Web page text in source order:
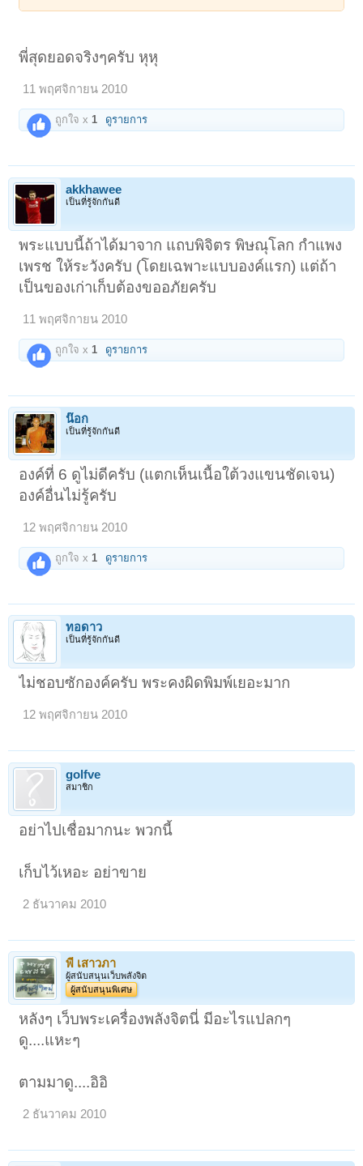
พี่สุดยอดจริงๆครับ หุหุ
11 พฤศจิกายน 2010
ถูกใจ x1 ดูรายการ
akkhawee
เป็นที่รู้จักกันดี
พระแบบนี้ถ้าได้มาจาก แถบพิจิตร พิษณุโลก กำแพง
เพรช ให้ระวังครับ (โดยเฉพาะแบบองค์แรก) แต่ถ้า
เป็นของเก่าเก็บต้องขออภัยครับ
11 พฤศจิกายน 2010
ถูกใจ x 1 ดูรายการ
น๊อก
เป็นที่รู้จักกันดี
องค์ที่ 6 ดูไม่ดีครับ (แตกเห็นเนื้อใต้วงแขนชัดเจน)
องค์อื่นไม่รู้ครับ
12 พฤศจิกายน 2010
ถูกใจ x 1 ดูรายการ
ทอดาว
เป็นที่รู้จักกันดี
ไม่ชอบซักองค์ครับ พระคงผิดพิมพ์เยอะมาก
12 พฤศจิกายน 2010
golfve
สมาชิก
อย่าไปเชื่อมากนะ พวกนี้
เก็บไว้เหอะ อย่าขาย
2 ธันวาคม 2010
พี เสาวภา
ผู้สนับสนุนเว็บพลังจิต
ผู้สนับสนุนพิเศษ
หลังๆ เว็บพระเครื่องพลังจิตนี่ มีอะไรแปลกๆ
ดู....แหะๆ
ตามมาดู....อิอิ
2 ธันวาคม 2010